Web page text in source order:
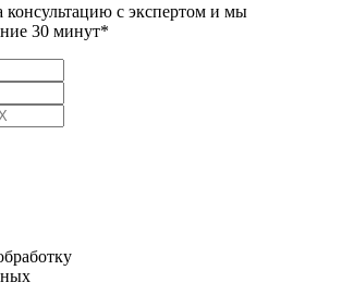
консультацию с экспертом и мы
30 минут*